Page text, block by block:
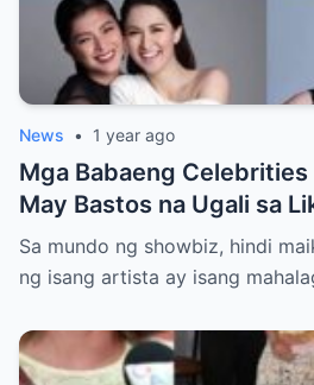
News • 1 year ago
Mga Babaeng Celebrities
May Bastos na Ugali sa
Sa mundo ng showbiz, hindi
ng isang artista ay isang